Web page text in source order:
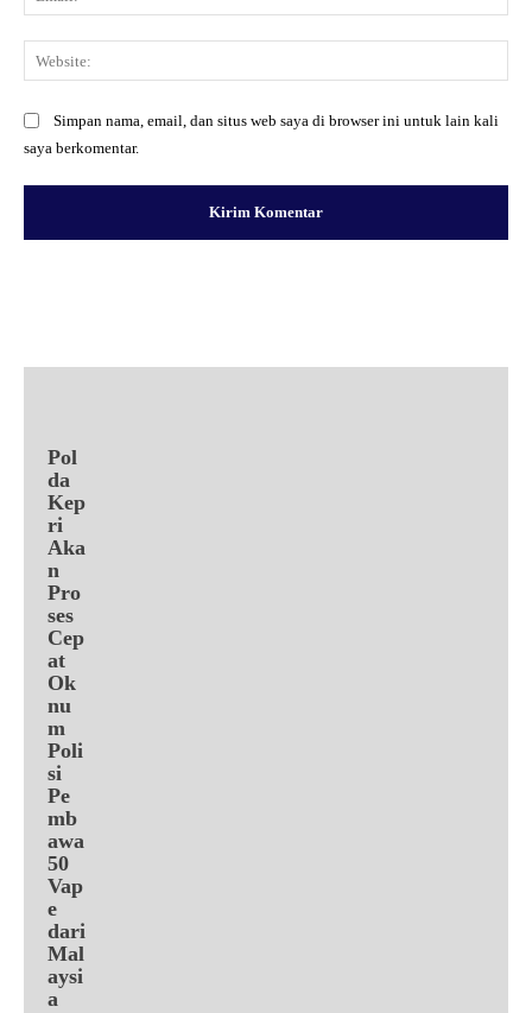
Simpan nama, email, dan situs web saya di browser ini untuk lain kali
saya berkomentar.
Pol
da
Kep
ri
Aka
n
Pro
ses
Cep
at
Ok
nu
m
Poli
si
Pe
mb
awa
50
Vap
e
dari
Mal
aysi
a